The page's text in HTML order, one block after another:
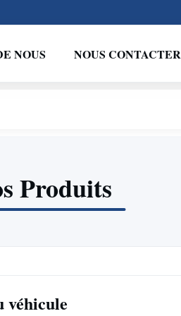
NOUS NOUS CONTACTER
Produits
véhicule